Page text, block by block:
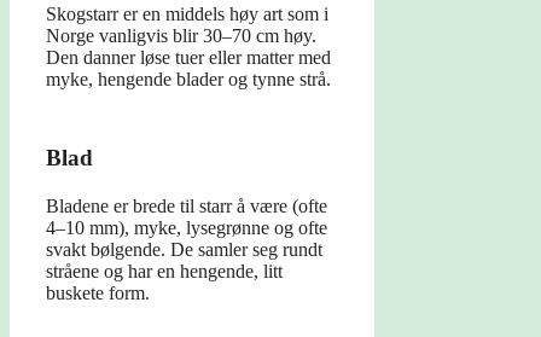
Skogstarr er en middels høy art som i
Norge vanligvis blir 30–70 cm høy.
Den danner løse tuer eller matter med
myke, hengende blader og tynne strå.
Blad
Bladene er brede til starr å være (ofte
4–10 mm), myke, lysegrønne og ofte
svakt bølgende. De samler seg rundt
stråene og har en hengende, litt
buskete form.